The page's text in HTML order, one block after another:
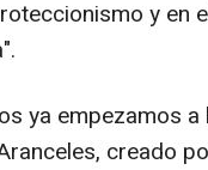
y en
ya empezamos
creado